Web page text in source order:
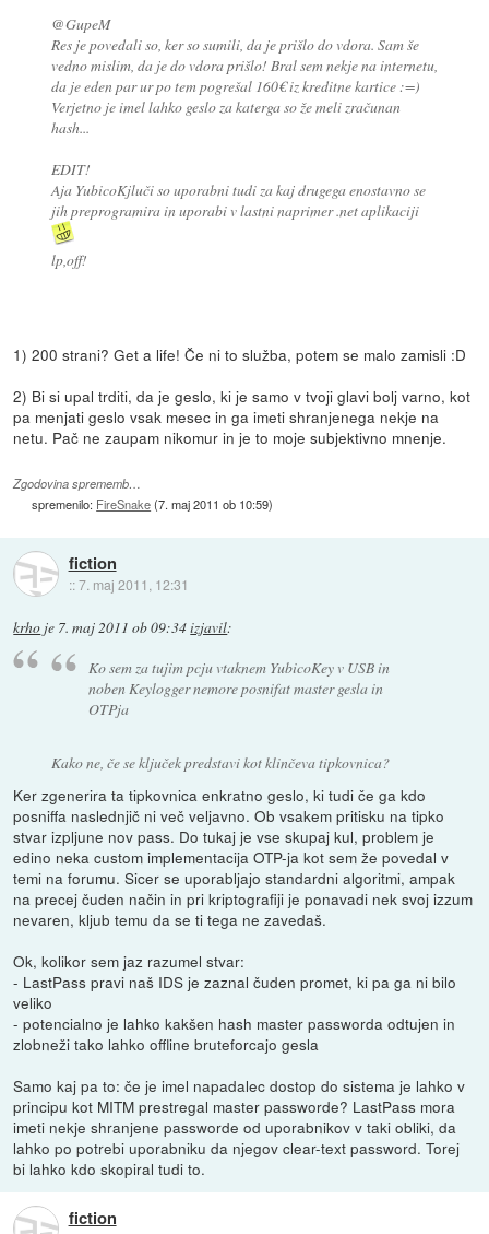
@GupeM
Res je povedali so, ker so sumili, da je prišlo do vdora. Sam še
vedno mislim, da je do vdora prišlo! Bral sem nekje na internetu,
da je eden par ur po tem pogrešal 160€ iz kreditne kartice :=)
Verjetno je imel lahko geslo za katerga so že meli zračunan
hash...
EDIT!
Aja YubicoKjluči so uporabni tudi za kaj drugega enostavno se
jih preprogramira in uporabi v lastni naprimer .net aplikaciji
lp,off!
1) 200 strani? Get a life! Če ni to služba, potem se malo zamisli :D
2) Bi si upal trditi, da je geslo, ki je samo v tvoji glavi bolj varno, kot
pa menjati geslo vsak mesec in ga imeti shranjenega nekje na
netu. Pač ne zaupam nikomur in je to moje subjektivno mnenje.
Zgodovina sprememb…
spremenilo: FireSnake(7. maj 2011 ob 10:59)
fiction
::7. maj 2011, 12:31
krho je 7. maj 2011 ob 09:34izjavil:
Ko sem za tujim pcju vtaknem YubicoKey v USB in
noben Keylogger nemore posnifat master gesla in
OTPja
Kako ne, če se ključek predstavi kot klinčeva tipkovnica?
Ker zgenerira ta tipkovnica enkratno geslo, ki tudi če ga kdo
posniffa naslednjič ni več veljavno. Ob vsakem pritisku na tipko
stvar izpljune nov pass. Do tukaj je vse skupaj kul, problem je
edino neka custom implementacija OTP-ja kot sem že povedal v
temi na forumu. Sicer se uporabljajo standardni algoritmi, ampak
na precej čuden način in pri kriptografiji je ponavadi nek svoj izzum
nevaren, kljub temu da se ti tega ne zavedaš.
Ok, kolikor sem jaz razumel stvar:
- LastPass pravi naš IDS je zaznal čuden promet, ki pa ga ni bilo
veliko
- potencialno je lahko kakšen hash master passworda odtujen in
zlobneži tako lahko offline bruteforcajo gesla
Samo kaj pa to: če je imel napadalec dostop do sistema je lahko v
principu kot MITM prestregal master passworde? LastPass mora
imeti nekje shranjene passworde od uporabnikov v taki obliki, da
lahko po potrebi uporabniku da njegov clear-text password. Torej
bi lahko kdo skopiral tudi to.
fiction